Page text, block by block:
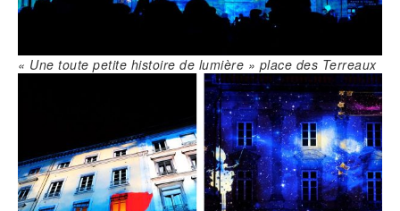
« Une toute petite histoire de lumière » place des Terreaux